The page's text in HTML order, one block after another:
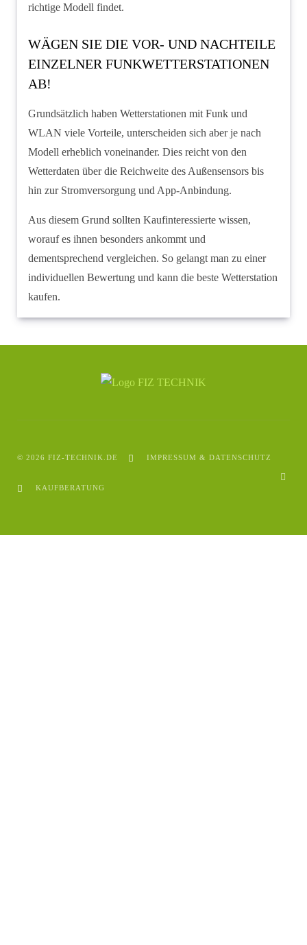
richtige Modell findet.
WÄGEN SIE DIE VOR- UND NACHTEILE
EINZELNER FUNKWETTERSTATIONEN
AB!
Grundsätzlich haben Wetterstationen mit Funk und
WLAN viele Vorteile, unterscheiden sich aber je nach
Modell erheblich voneinander. Dies reicht von den
Wetterdaten über die Reichweite des Außensensors bis
hin zur Stromversorgung und App-Anbindung.
Aus diesem Grund sollten Kaufinteressierte wissen,
worauf es ihnen besonders ankommt und
dementsprechend vergleichen. So gelangt man zu einer
individuellen Bewertung und kann die beste Wetterstation
kaufen.
© 2026 FIZ-TECHNIK.DE IMPRESSUM & DATENSCHUTZ
KAUFBERATUNG